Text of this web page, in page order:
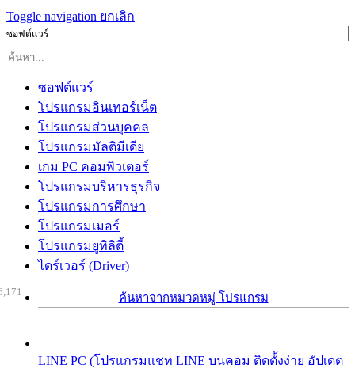
Toggle navigation ยกเลิก
ซอฟต์แวร์
ซอฟต์แวร์
โปรแกรมอินเทอร์เน็ต
โปรแกรมส่วนบุคคล
โปรแกรมมัลติมีเดีย
เกม PC คอมพิวเตอร์
โปรแกรมบริหารธุรกิจ
โปรแกรมการศึกษา
โปรแกรมเมอร์
โปรแกรมยูทิลิตี้
ไดร์เวอร์ (Driver)
ค้นหาจากหมวดหมู่ โปรแกรม
LINE PC (โปรแกรมแชท LINE บนคอม ติดตั้งง่าย อัปเดต